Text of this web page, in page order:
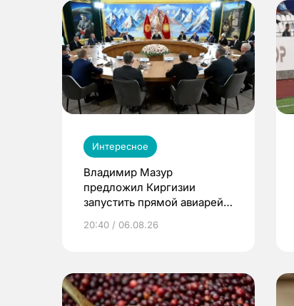
Интересное
Владимир Мазур
предложил Киргизии
запустить прямой авиарейс
20:40 / 06.08.26